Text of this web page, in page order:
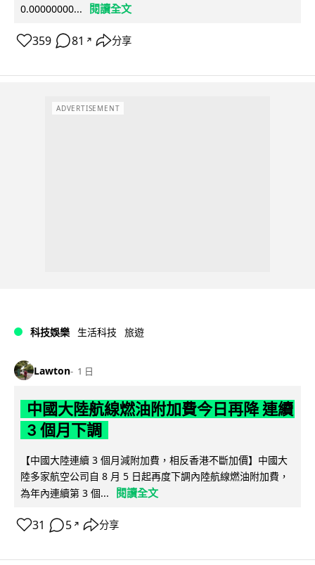
0.00000000...
閱讀全文
359 81 ↗ 分享
ADVERTISEMENT
科技娛樂 生活科技 旅遊
Lawton 1 日
中國大陸航線燃油附加費今日再降 連續
3 個月下調
【中國大陸連續 3 個月減附加費，相反香港不斷加價】中國大
陸多家航空公司自 8 月 5 日起再度下調內陸航線燃油附加費，
為年內連續第 3 個...
閱讀全文
31 5 ↗ 分享